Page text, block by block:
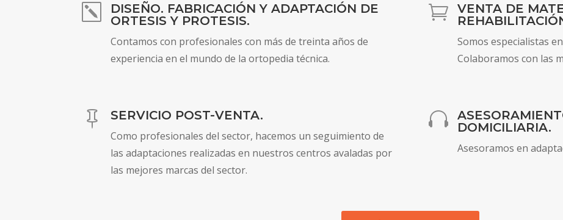
k
DISEÑO. FABRICACIÓN Y ADAPTACIÓN DE
ORTESIS Y PROTESIS.
Contamos con profesionales con más de treinta años de
experiencia en el mundo de la ortopedia técnica.

VENTA DE
Somos especialistas
Colaboramos con las
 SERVICIO POST-VENTA.
Como profesionales del sector, hacemos un seguimiento de
las adaptaciones realizadas en nuestros centros avaladas por
las mejores marcas del sector.

DOMICILIARIA.
Asesoramos en